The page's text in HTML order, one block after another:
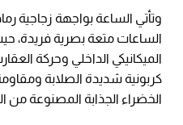
وتأتي الساعة بواجهة زجاجية
الساعات متعة بصرية فريدة،
الميكانيكي الداخلي وحركة
كربونية شديدة الصلابة
الخضراء الجذابة المصنوعة من